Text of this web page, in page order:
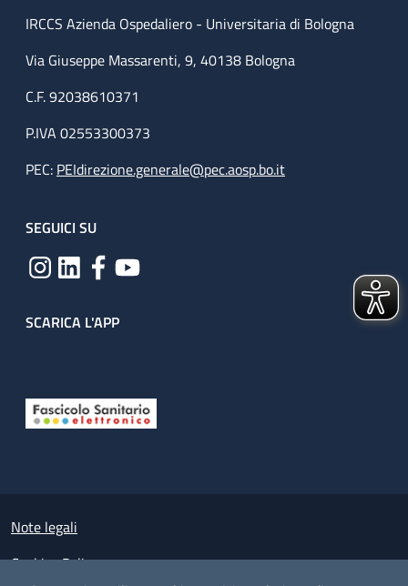
IRCCS Azienda Ospedaliero - Universitaria di Bologna
Via Giuseppe Massarenti, 9, 40138 Bologna
C.F. 92038610371
P.IVA 02553300373
PEC: PEIdirezione.generale@pec.aosp.bo.it
SEGUICI SU
SCARICA L'APP
Small prints
Note legali
Cookies Policy